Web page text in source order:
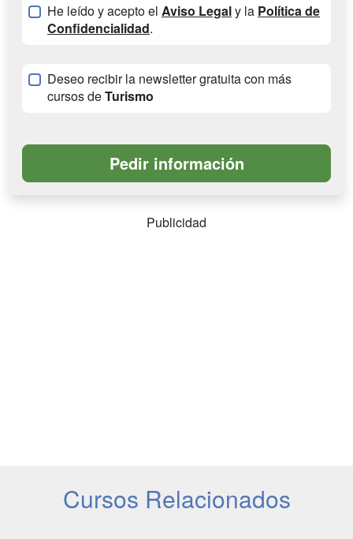
He leído y acepto el Aviso Legaly la Política de
Confidencialidad.
Deseo recibir la newsletter gratuita con más
cursos deTurismo
Publicidad
Cursos Relacionados